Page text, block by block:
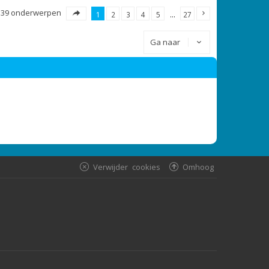
onderwerpen 1 2 3 4 5 … 27
Ga naar
Omhoog
Verwijder cookies